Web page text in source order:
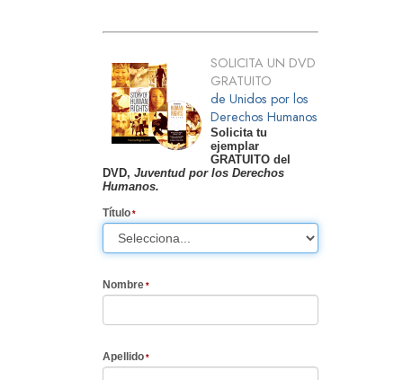
SOLICITA UN DVD
GRATUITO
de Unidos por los
Derechos Humanos
Solicita tu
ejemplar
GRATUITO del
DVD, Juventud por los Derechos
Humanos.
Título
Nombre
Apellido